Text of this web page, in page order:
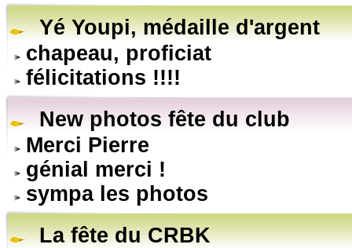
Yé Youpi, médaille d'argent
chapeau, proficiat
félicitations !!!!
New photos fête du club
Merci Pierre
génial merci !
sympa les photos
La fête du CRBK